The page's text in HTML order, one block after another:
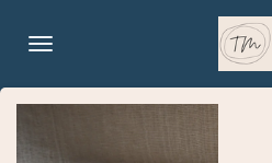
direct
de